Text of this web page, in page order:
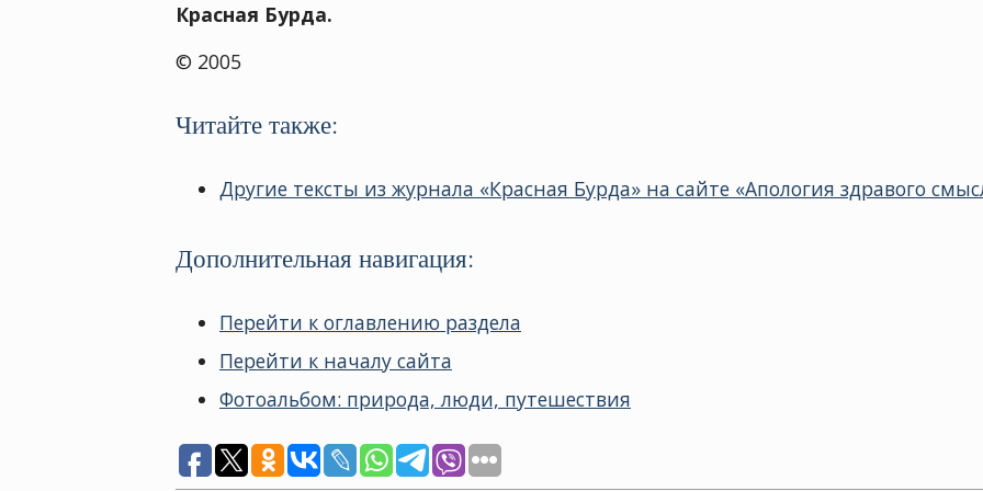
Красная Бурда.
© 2005
Читайте также:
Другие тексты из журнала «Красная Бурда» на сайте «Апология здравого
Дополнительная навигация:
Перейти к оглавлению раздела
Перейти к началу сайта
Фотоальбом: природа, люди, путешествия